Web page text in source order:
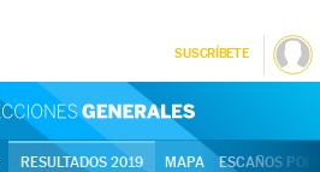
SUSCRÍBETE
RESULTADOS 2019 MAPA ESCAÑOS